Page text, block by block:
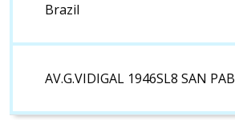
Brazil
AV.G.VIDIGAL 1946SL8 SAN